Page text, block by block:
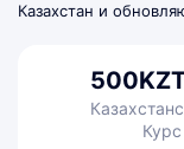
Казахстан и
500